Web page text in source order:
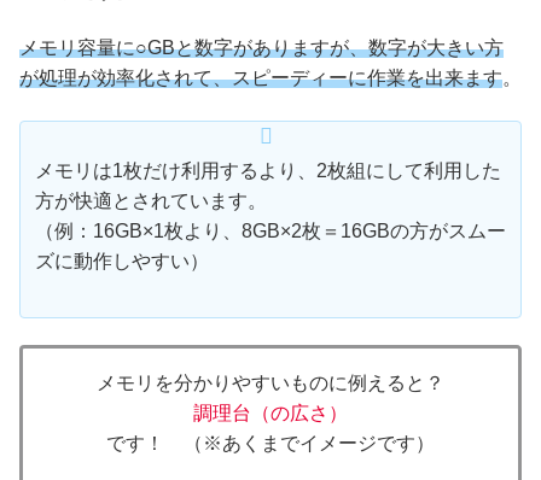
メモリ容量に○GBと数字がありますが、数字が大きい方
が処理が効率化されて、スピーディーに作業を出来ます。
メモリは1枚だけ利用するより、2枚組にして利用した
方が快適とされています。
（例：16GB×1枚より、8GB×2枚＝16GBの方がスムー
ズに動作しやすい）
メモリを分かりやすいものに例えると？
調理台（の広さ）
です！ （※あくまでイメージです）